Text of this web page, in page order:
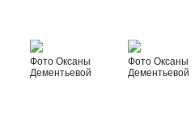
Фото Оксаны
Дементьевой
Фото Оксаны
Дементьевой